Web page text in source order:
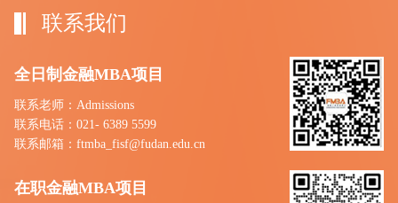
联系我们
全日制金融MBA项目
联系老师：Admissions
联系电话：021- 6389 5599
联系邮箱：ftmba_fisf@fudan.edu.cn
在职金融MBA项目